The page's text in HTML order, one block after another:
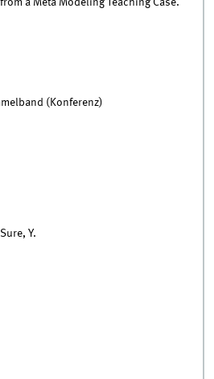
a Meta Modeling Teaching Case.
(Konferenz)
Y.